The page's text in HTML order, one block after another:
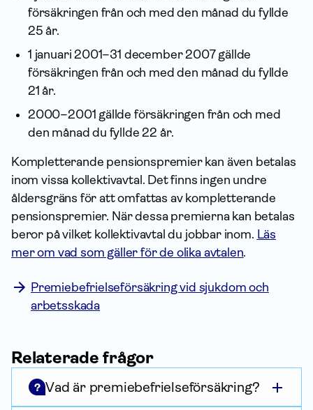
försäkringen från och med den månad du fyllde
25 år.
1 januari 2001–31 december 2007 gällde
försäkringen från och med den månad du fyllde
21 år.
2000–2001 gällde försäkringen från och med
den månad du fyllde 22 år.
Kompletterande pensionspremier kan även betalas
inom vissa kollektiv­avtal. Det finns ingen undre
åldersgräns för att omfattas av kompletterande
pensionspremier. När dessa premierna kan betalas
beror på vilket kollektiv­avtal du jobbar inom. Läs
mer om vad som gäller för de olika avtalen.
Premiebefrielseförsäkring vid sjukdom och
arbetsskada
Relaterade frågor
? Vad är premiebefrielseförsäkring?